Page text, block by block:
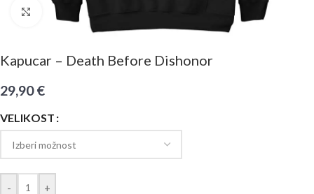
Click to enlarge
Kapucar – Death Before Dishonor
29,90€
VELIKOST
- +